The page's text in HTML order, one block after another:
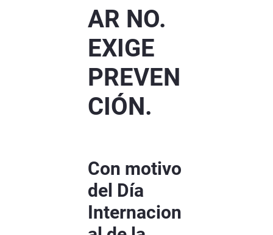
AR NO.
EXIGE
PREVEN
CIÓN.
Con motivo
del Día
Internacion